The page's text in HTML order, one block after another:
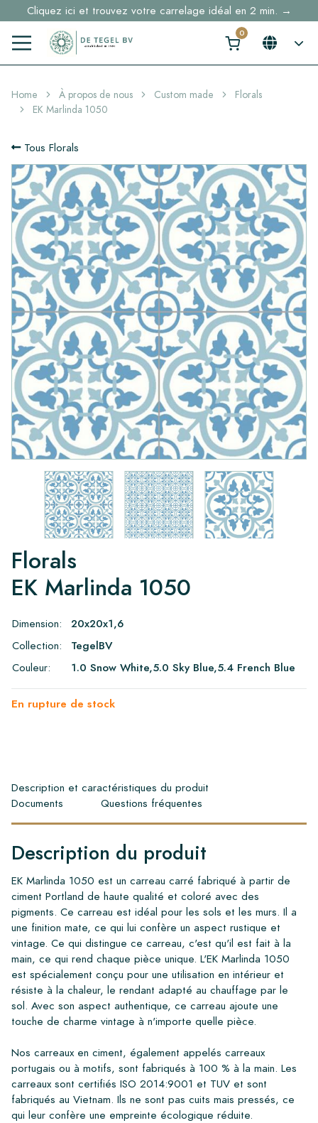
Cliquez ici et trouvez votre carrelage idéal en 2 min. →
Home À propos de nous Custom made
Florals
EK Marlinda 1050
Tous Florals
Florals
EK Marlinda 1050
Dimension:
20x20x1,6
Collection:
TegelBV
Couleur:
1.0 Snow White,5.0 Sky Blue,5.4 French Blue
En rupture de stock
Description et caractéristiques du produit
Documents
Questions fréquentes
Description du produit
EK Marlinda 1050 est un carreau carré fabriqué à partir de
ciment Portland de haute qualité et coloré avec des
pigments. Ce carreau est idéal pour les sols et les murs. Il a
une finition mate, ce qui lui confère un aspect rustique et
vintage. Ce qui distingue ce carreau, c'est qu'il est fait à la
main, ce qui rend chaque pièce unique. L'EK Marlinda 1050
est spécialement conçu pour une utilisation en intérieur et
résiste à la chaleur, le rendant adapté au chauffage par le
sol. Avec son aspect authentique, ce carreau ajoute une
touche de charme vintage à n'importe quelle pièce.
Nos carreaux en ciment, également appelés carreaux
portugais ou à motifs, sont fabriqués à 100 % à la main. Les
carreaux sont certifiés ISO 2014:9001 et TUV et sont
fabriqués au Vietnam. Ils ne sont pas cuits mais pressés, ce
qui leur confère une empreinte écologique réduite.